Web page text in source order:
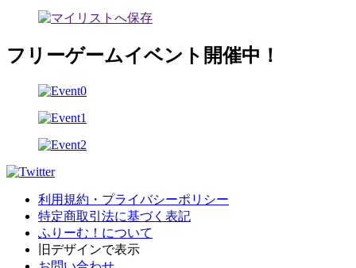
フリーゲームイベント開催中！
利用規約・プライバシーポリシー
特定商取引法に基づく表記
ふりーむ！について
旧デザインで表示